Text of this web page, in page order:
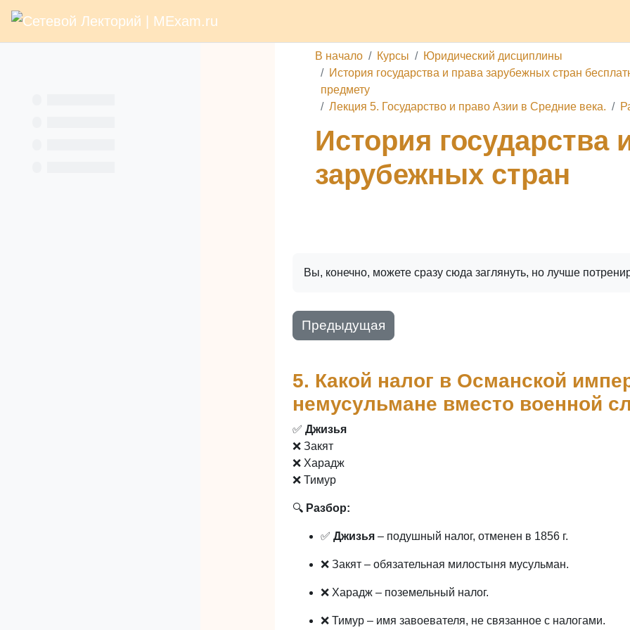
В начало Курсы
Юридический дисциплины
История государства и права зарубежных стран
предмету
Лекция 5. Государство и право Азии в Средние века.
История государства
зарубежных стран
Вы, конечно, можете сразу сюда заглянуть, но лучше
Предыдущая
5. Какой налог в Османской
немусульмане вместо военной
✅ Джизья
❌ Закят
❌ Харадж
❌ Тимур
🔍 Разбор:
✅ Джизья – подушный налог, отменен в 1856 г.
❌ Закят – обязательная милостыня мусульман.
❌ Харадж – поземельный налог.
❌ Тимур – имя завоевателя, не связанное с налогами.